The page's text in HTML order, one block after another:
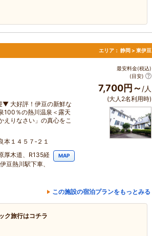
エリア： 静岡 > 東伊豆
大好評！伊豆の新鮮な
100％の熱川温泉＜露天
えりなさい」の真心をこ
１４５７‐２１
厚木道、R135経
豆熱川駅下車、
MAP
最安料金(税込)
(目安)
7,700円～ /人
(大人2名利用時)
この施設の宿泊プランをもっとみる
ク旅行はコチラ